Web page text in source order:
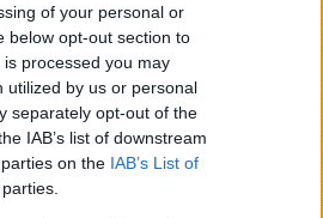
of your personal or
below opt-out section to
processed you may
utilized by us or personal
separately opt-out of the
IAB’s list of downstream
on the IAB’s List of